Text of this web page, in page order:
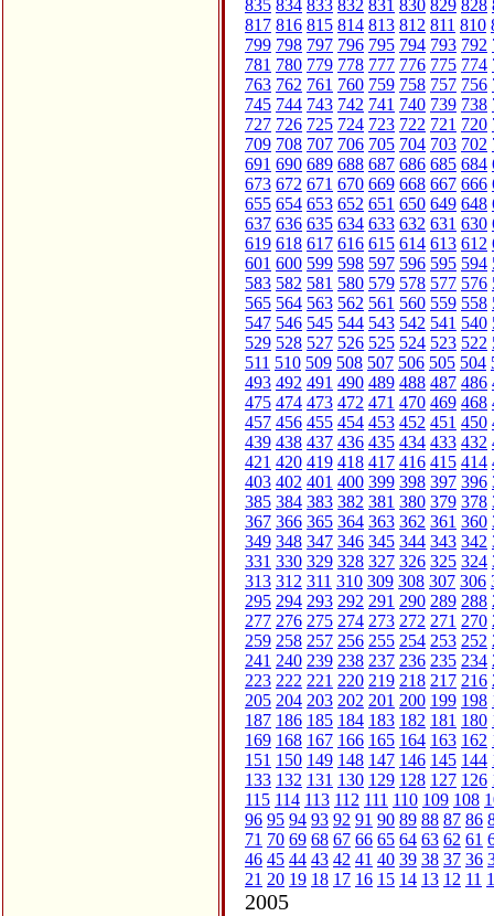
835 834 833 832 831 830 829 828
817 816 815 814 813 812 811 810
799 798 797 796 795 794 793 792
781 780 779 778 777 776 775 774
763 762 761 760 759 758 757 756
745 744 743 742 741 740 739 738
727 726 725 724 723 722 721 720
709 708 707 706 705 704 703 702
691 690 689 688 687 686 685 684
673 672 671 670 669 668 667 666
655 654 653 652 651 650 649 648
637 636 635 634 633 632 631 630
619 618 617 616 615 614 613 612
601 600 599 598 597 596 595 594
583 582 581 580 579 578 577 576
565 564 563 562 561 560 559 558
547 546 545 544 543 542 541 540
529 528 527 526 525 524 523 522
511 510 509 508 507 506 505 504
493 492 491 490 489 488 487 486
475 474 473 472 471 470 469 468
457 456 455 454 453 452 451 450
439 438 437 436 435 434 433 432
421 420 419 418 417 416 415 414
403 402 401 400 399 398 397 396
385 384 383 382 381 380 379 378
367 366 365 364 363 362 361 360
349 348 347 346 345 344 343 342
331 330 329 328 327 326 325 324
313 312 311 310 309 308 307 306
295 294 293 292 291 290 289 288
277 276 275 274 273 272 271 270
259 258 257 256 255 254 253 252
241 240 239 238 237 236 235 234
223 222 221 220 219 218 217 216
205 204 203 202 201 200 199 198
187 186 185 184 183 182 181 180
169 168 167 166 165 164 163 162
151 150 149 148 147 146 145 144
133 132 131 130 129 128 127 126
115 114 113 112 111 110 109 108
96 95 94 93 92 91 90 89 88 87 86
71 70 69 68 67 66 65 64 63 62 61
46 45 44 43 42 41 40 39 38 37 36
21 20 19 18 17 16 15 14 13 12 11
2005